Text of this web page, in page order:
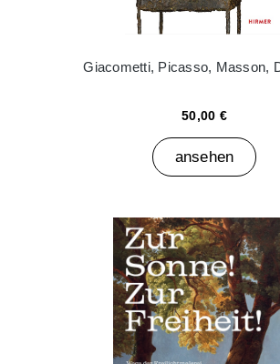
Giacometti, Picasso, Masson,
50,00 €
ansehen